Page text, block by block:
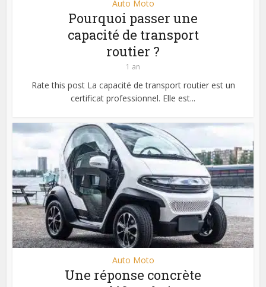
Auto Moto
Pourquoi passer une
capacité de transport
routier ?
1 an
Rate this post La capacité de transport routier est un
certificat professionnel. Elle est...
Auto Moto
Une réponse concrète